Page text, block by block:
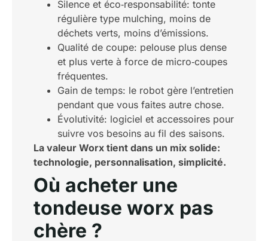
Silence et éco‑responsabilité: tonte
régulière type mulching, moins de
déchets verts, moins d’émissions.
Qualité de coupe: pelouse plus dense
et plus verte à force de micro‑coupes
fréquentes.
Gain de temps: le robot gère l’entretien
pendant que vous faites autre chose.
Évolutivité: logiciel et accessoires pour
suivre vos besoins au fil des saisons.
La valeur Worx tient dans un mix solide:
technologie, personnalisation, simplicité.
Où acheter une
tondeuse worx pas
chère ?